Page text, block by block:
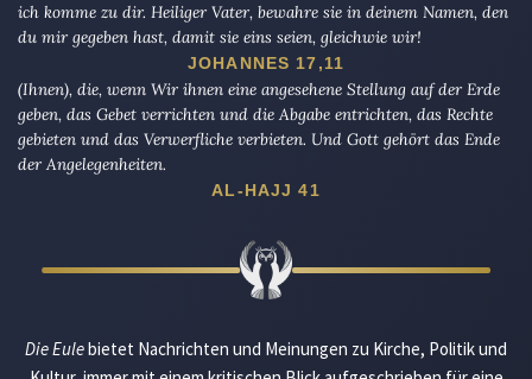
ich komme zu dir. Heiliger Vater, bewahre sie in deinem Namen, den
du mir gegeben hast, damit sie eins seien, gleichwie wir!
JOHANNES 17,11
(Ihnen), die, wenn Wir ihnen eine angesehene Stellung auf der Erde
geben, das Gebet verrichten und die Abgabe entrichten, das Rechte
gebieten und das Verwerfliche verbieten. Und Gott gehört das Ende
der Angelegenheiten.
AL-HAJJ 41
Die Eulebietet Nachrichten und Meinungen zu Kirche, Politik und